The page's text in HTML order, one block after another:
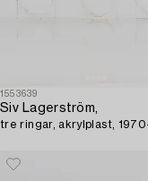
1553639
Siv Lagerström,
tre ringar, akrylplast,